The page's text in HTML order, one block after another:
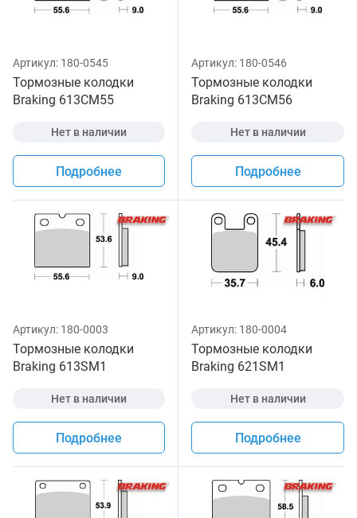
Артикул: 180-0545
Тормозные колодки
Braking 613CM55
Нет в наличии
Подробнее
Артикул: 180-0546
Тормозные колодки
Braking 613CM56
Нет в наличии
Подробнее
Артикул: 180-0003
Тормозные колодки
Braking 613SM1
Нет в наличии
Подробнее
Артикул: 180-0004
Тормозные колодки
Braking 621SM1
Нет в наличии
Подробнее